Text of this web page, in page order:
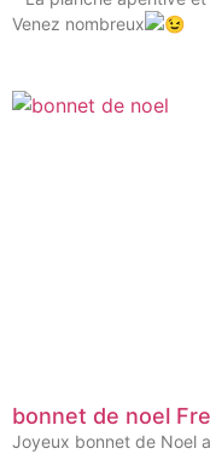
Venez nombreux
bonnet de noel
Joyeux bonnet de Noel